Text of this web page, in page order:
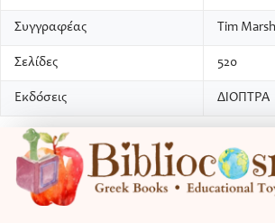
Συγγραφέας Tim
Σελίδες 520
Εκδόσεις ΔΙΟΠΤΡΑ